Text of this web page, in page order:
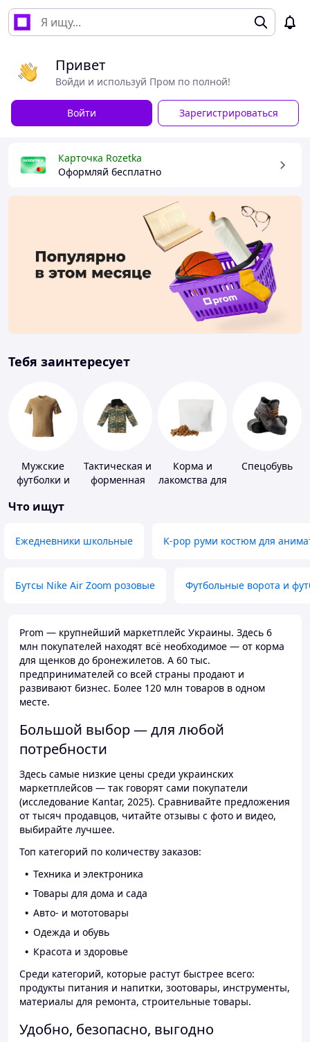
Привет
Войди и используй Пром по полной!
Войти Зарегистрироваться
Карточка Rozetka
Оформляй бесплатно
Тебя заинтересует
Мужские
футболки и
Тактическая и
форменная
Корма и
лакомства для
Спецобувь
Что ищут
Ежедневники школьные K-pop руми костюм для
Бутсы Nike Air Zoom розовые Футбольные ворота и
Prom — крупнейший маркетплейс Украины. Здесь 6
млн покупателей находят всё необходимое — от корма
для щенков до бронежилетов. А 60 тыс.
предпринимателей со всей страны продают и
развивают бизнес. Более 120 млн товаров в одном
месте.
Большой выбор — для любой
потребности
Здесь самые низкие цены среди украинских
маркетплейсов — так говорят сами покупатели
(исследование Kantar, 2025). Сравнивайте предложения
от тысяч продавцов, читайте отзывы с фото и видео,
выбирайте лучшее.
Топ категорий по количеству заказов:
Техника и электроника
Товары для дома и сада
Авто- и мототовары
Одежда и обувь
Красота и здоровье
Среди категорий, которые растут быстрее всего:
продукты питания и напитки, зоотовары, инструменты,
материалы для ремонта, строительные товары.
Удобно, безопасно, выгодно